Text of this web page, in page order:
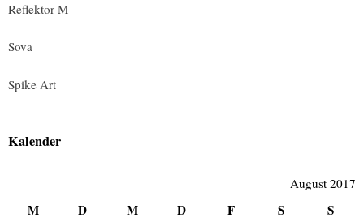
Reflektor M
Sova
Spike Art
Kalender
August 2017
M D M D F S S